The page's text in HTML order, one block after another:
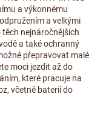
a výkonnému
a velkými
nejnáročnějších
a také ochranný
přepravovat malé
moci jezdit až do
které pracuje na
včetně baterií do